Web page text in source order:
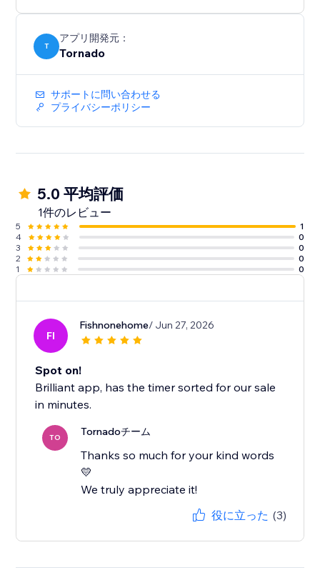
T
アプリ開発元：
Tornado
サポートに問い合わせる
プライバシーポリシー
5.0 平均評価
1件のレビュー
5
1
4
0
3
0
2
0
1
0
FI
Fishnonehome/ Jun 27, 2026
Spot on!
Brilliant app, has the timer sorted for our sale
in minutes.
TO Tornadoチーム
Thanks so much for your kind words
💛
We truly appreciate it!
役に立った (3)